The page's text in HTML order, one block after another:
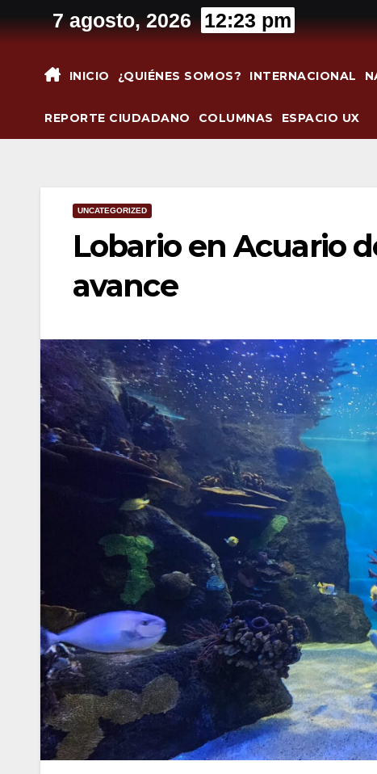
al
7 agosto, 2026 12:23 pm
INICIO ¿QUIÉNES SOMOS? INTERNACIONAL
REPORTE CIUDADANO COLUMNAS ESPACIO UX
UNCATEGORIZED
Lobario en Acuario
avance